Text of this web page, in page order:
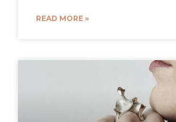
READ MORE »